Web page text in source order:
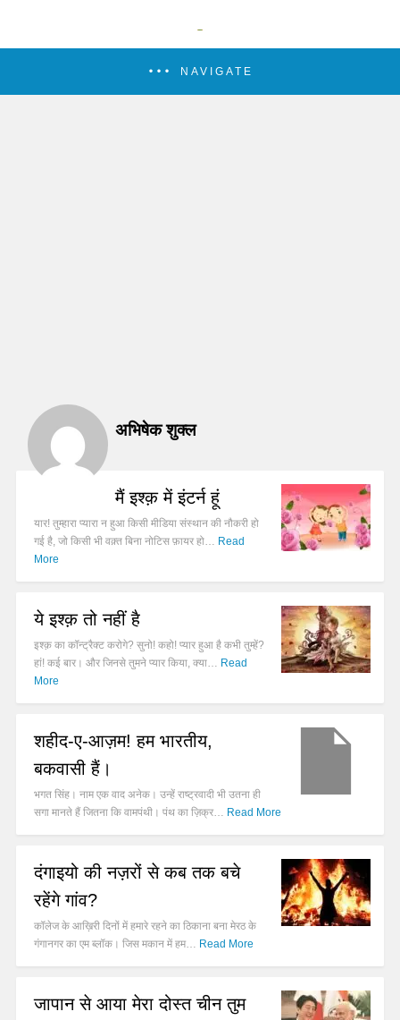
NAVIGATE
अभिषेक शुक्ल
मैं इश्क़ में इंटर्न हूं
यार! तुम्हारा प्यारा न हुआ किसी मीडिया संस्थान की नौकरी हो
गई है, जो किसी भी वक़्त बिना नोटिस फ़ायर हो… Read
More
ये इश्क़ तो नहीं है
इश्क़ का कॉन्ट्रैक्ट करोगे? सुनो! कहो! प्यार हुआ है कभी तुम्हें?
हां! कई बार। और जिनसे तुमने प्यार किया, क्या… Read
More
शहीद-ए-आज़म! हम भारतीय,
बकवासी हैं।
भगत सिंह। नाम एक वाद अनेक। उन्हें राष्ट्रवादी भी उतना ही
सगा मानते हैं जितना कि वामपंथी। पंथ का ज़िक्र… Read More
दंगाइयो की नज़रों से कब तक बचे
रहेंगे गांव?
कॉलेज के आख़िरी दिनों में हमारे रहने का ठिकाना बना मेरठ के
गंगानगर का एम ब्लॉक। जिस मकान में हम… Read More
जापान से आया मेरा दोस्त चीन तुम